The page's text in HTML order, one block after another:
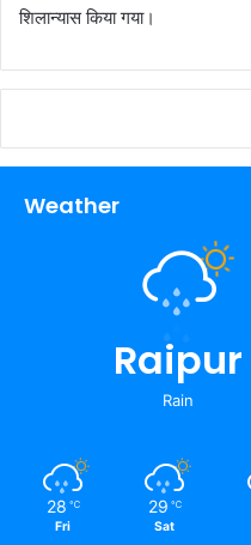
शिलान्यास किया गया।
Weather
Raipur
Rain
28 ℃
Fri
29 ℃
Sat